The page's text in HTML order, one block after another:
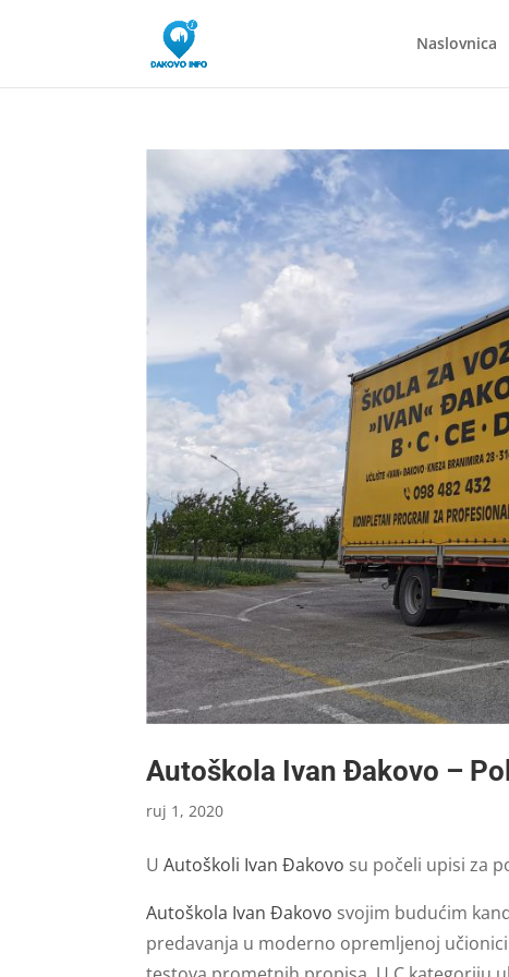
Naslovnica
Autoškola Ivan Đakovo –
ruj 1, 2020
UAutoškoli Ivan Đakovo su počeli upisi za
Autoškola Ivan Đakovo svojim budućim
predavanja u moderno opremljenoj